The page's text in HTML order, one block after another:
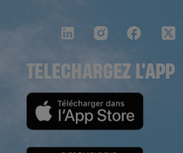
TELECHARGEZ L'APP